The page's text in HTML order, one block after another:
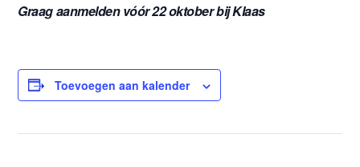
Graag aanmelden vóór 22 oktober bij Klaas
Toevoegen aan kalender